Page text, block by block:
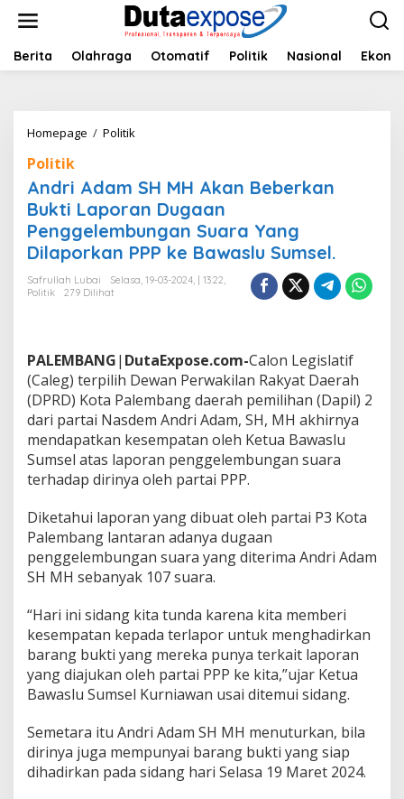
t
Berita Olahraga Otomatif Politik Nasional
Homepage / Politik
r
A
d
a
m
S
k
a
B
e
b
e
r
k
n
B
u
k
t
L
a
p
o
r
a
D
u
g
a
Politik
Andri Adam SH MH Akan Beberkan
Bukti Laporan Dugaan
Penggelembungan Suara Yang
Dilaporkan PPP ke Bawaslu Sumsel.
Safrullah Lubai
Selasa, 19-03-2024, | 13:22,
Politik
279 Dilihat
PALEMBANG| DutaExpose.com-Calon Legislatif
(Caleg) terpilih Dewan Perwakilan Rakyat Daerah
(DPRD) Kota Palembang daerah pemilihan (Dapil) 2
dari partai Nasdem Andri Adam, SH, MH akhirnya
mendapatkan kesempatan oleh Ketua Bawaslu
Sumsel atas laporan penggelembungan suara
terhadap dirinya oleh partai PPP.
Diketahui laporan yang dibuat oleh partai P3 Kota
Palembang lantaran adanya dugaan
penggelembungan suara yang diterima Andri Adam
SH MH sebanyak 107 suara.
“Hari ini sidang kita tunda karena kita memberi
kesempatan kepada terlapor untuk menghadirkan
barang bukti yang mereka punya terkait laporan
yang diajukan oleh partai PPP ke kita,”ujar Ketua
Bawaslu Sumsel Kurniawan usai ditemui sidang.
Semetara itu Andri Adam SH MH menuturkan, bila
dirinya juga mempunyai barang bukti yang siap
dihadirkan pada sidang hari Selasa 19 Maret 2024.